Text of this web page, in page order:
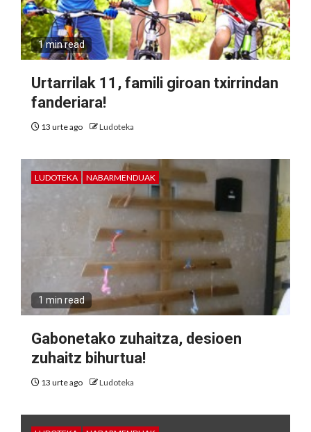
1 min read
Urtarrilak 11, famili giroan txirrindan
fanderiara!
13 urte ago Ludoteka
LUDOTEKA NABARMENDUAK
1 min read
Gabonetako zuhaitza, desioen
zuhaitz bihurtua!
13 urte ago Ludoteka